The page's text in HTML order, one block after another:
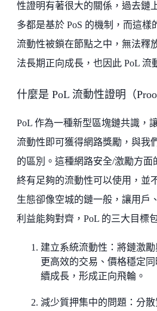
性證明有著很大的關係，過去鏈
多都是基於 PoS 的機制，而這
流動性被鎖在節點之中，無法釋
法長期正向成長，也因此 PoL 流
什麼是 PoL 流動性證明（
PoL 作為一種新型區塊鏈共識，
流動性即可獲得網路獎勵，與我
的區別。這種網路安全/激勵方
終有足夠的流動性可以使用，並
生態卻像空城的鏈一般，讓用戶
利益能夠對齊，PoL 的三大目標
建立系統流動性：將鏈激
更高效的交易、價格穩定
續成長，形成正向飛輪。
減少質押集中的問題：分